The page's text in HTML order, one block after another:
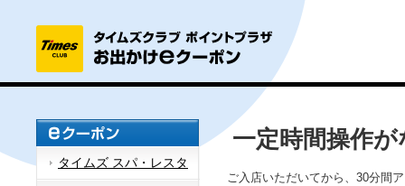
タイムズ スパ・レスタ
一定時間操作
ご入店いただいてから、30分間